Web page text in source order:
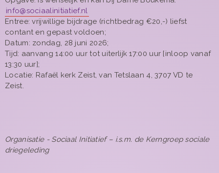
info@sociaalinitiatief.nl
Entree: vrijwillige bijdrage (richtbedrag €20,-) liefst
contant en gepast voldoen;
Datum: zondag, 28 juni 2026;
Tijd: aanvang 14:00 uur tot uiterlijk 17:00 uur [inloop vanaf
13:30 uur];
Locatie: Rafaël kerk Zeist, van Tetslaan 4, 3707 VD te
Zeist.
Organisatie - Sociaal Initiatief – i.s.m. de Kerngroep sociale
driegeleding